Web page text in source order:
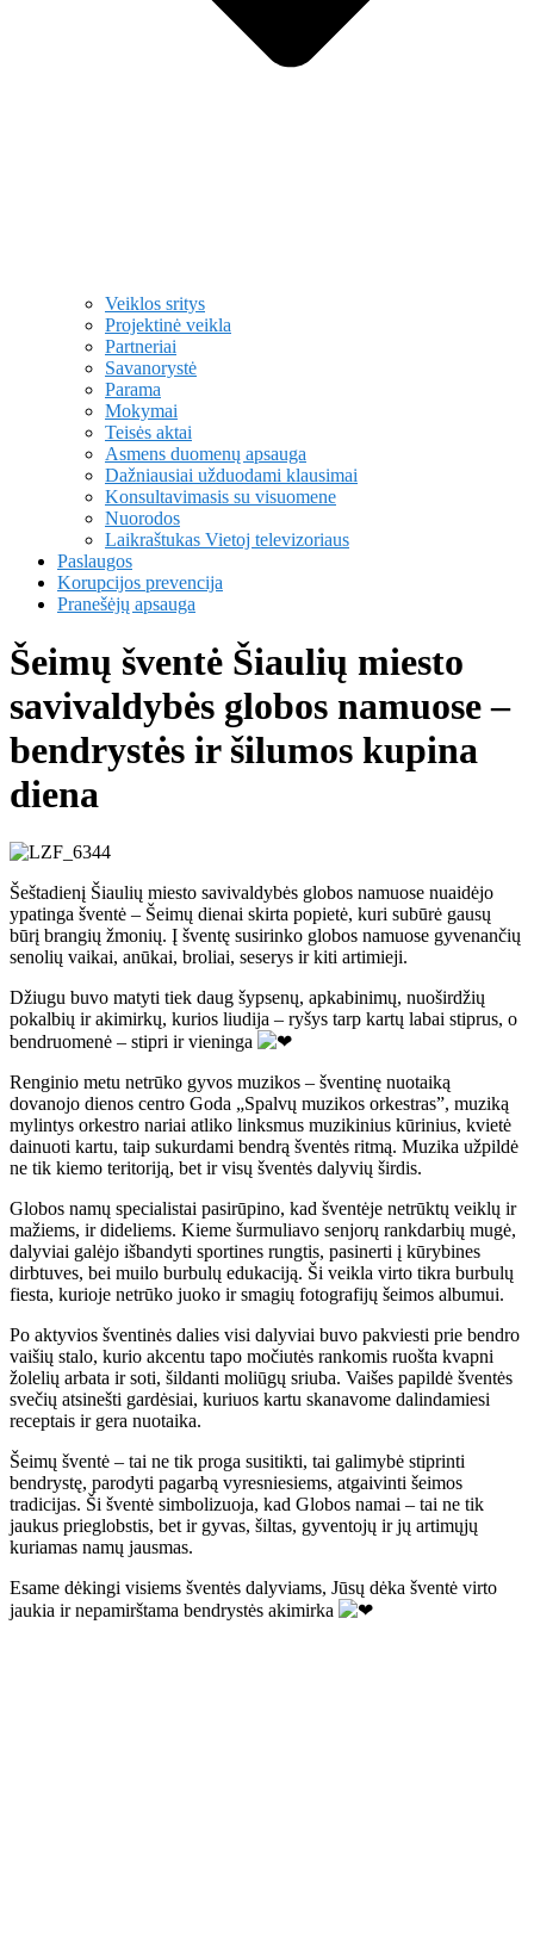
Veiklos sritys
Projektinė veikla
Partneriai
Savanorystė
Parama
Mokymai
Teisės aktai
Asmens duomenų apsauga
Dažniausiai užduodami klausimai
Konsultavimasis su visuomene
Nuorodos
Laikraštukas Vietoj televizoriaus
Paslaugos
Korupcijos prevencija
Pranešėjų apsauga
Šeimų šventė Šiaulių miesto
savivaldybės globos namuose –
bendrystės ir šilumos kupina
diena
Šeštadienį Šiaulių miesto savivaldybės globos namuose nuaidėjo
ypatinga šventė – Šeimų dienai skirta popietė, kuri subūrė gausų
būrį brangių žmonių. Į šventę susirinko globos namuose gyvenančių
senolių vaikai, anūkai, broliai, seserys ir kiti artimieji.
Džiugu buvo matyti tiek daug šypsenų, apkabinimų, nuoširdžių
pokalbių ir akimirkų, kurios liudija – ryšys tarp kartų labai stiprus, o
bendruomenė – stipri ir vieninga
Renginio metu netrūko gyvos muzikos – šventinę nuotaiką
dovanojo dienos centro Goda „Spalvų muzikos orkestras”, muziką
mylintys orkestro nariai atliko linksmus muzikinius kūrinius, kvietė
dainuoti kartu, taip sukurdami bendrą šventės ritmą. Muzika užpildė
ne tik kiemo teritoriją, bet ir visų šventės dalyvių širdis.
Globos namų specialistai pasirūpino, kad šventėje netrūktų veiklų ir
mažiems, ir dideliems. Kieme šurmuliavo senjorų rankdarbių mugė,
dalyviai galėjo išbandyti sportines rungtis, pasinerti į kūrybines
dirbtuves, bei muilo burbulų edukaciją. Ši veikla virto tikra burbulų
fiesta, kurioje netrūko juoko ir smagių fotografijų šeimos albumui.
Po aktyvios šventinės dalies visi dalyviai buvo pakviesti prie bendro
vaišių stalo, kurio akcentu tapo močiutės rankomis ruošta kvapni
žolelių arbata ir soti, šildanti moliūgų sriuba. Vaišes papildė šventės
svečių atsinešti gardėsiai, kuriuos kartu skanavome dalindamiesi
receptais ir gera nuotaika.
Šeimų šventė – tai ne tik proga susitikti, tai galimybė stiprinti
bendrystę, parodyti pagarbą vyresniesiems, atgaivinti šeimos
tradicijas. Ši šventė simbolizuoja, kad Globos namai – tai ne tik
jaukus prieglobstis, bet ir gyvas, šiltas, gyventojų ir jų artimųjų
kuriamas namų jausmas.
Esame dėkingi visiems šventės dalyviams, Jūsų dėka šventė virto
jaukia ir nepamirštama bendrystės akimirka